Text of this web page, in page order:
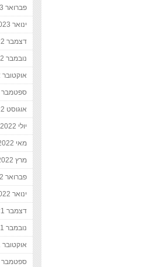
פברואר 2023
ינואר 2023
דצמבר 2022
נובמבר 2022
אוקטובר 2022
ספטמבר 2022
אוגוסט 2022
יולי 2022
מאי 2022
מרץ 2022
פברואר 2022
ינואר 2022
דצמבר 2021
נובמבר 2021
אוקטובר 2021
ספטמבר 2021